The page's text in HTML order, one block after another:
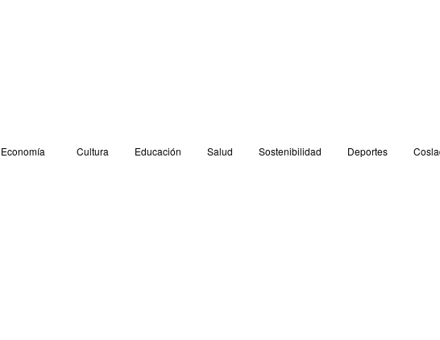
Economía Cultura Educación Salud Sostenibilidad Deportes